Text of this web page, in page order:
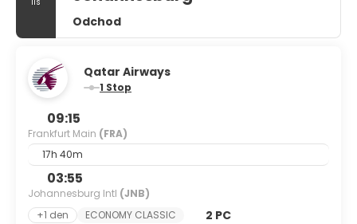
Odchod
Qatar Airways
1 Stop
09:15
Frankfurt Main (FRA)
17h 40m
03:55
Johannesburg Intl (JNB)
+1 den
ECONOMY CLASSIC 2 PC